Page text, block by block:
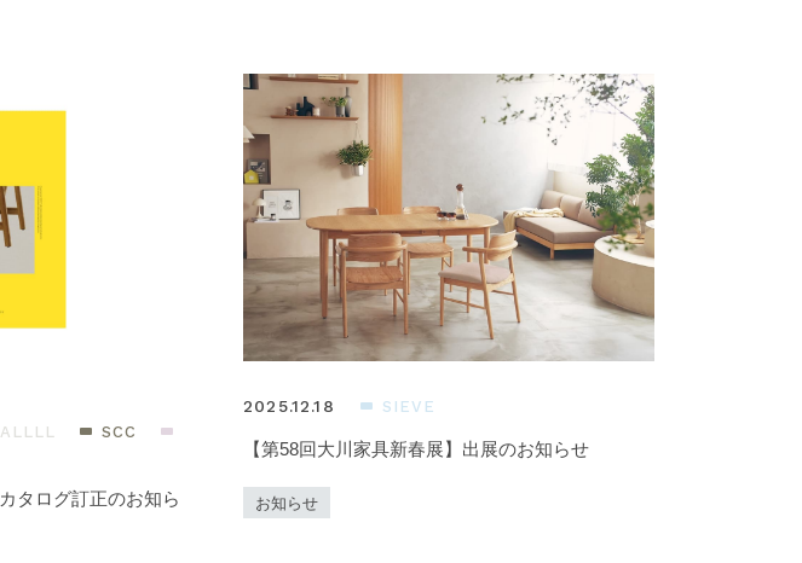
ALLLL
SCC
タログ訂正のお知ら
2025.12.18 SIEVE
【第58回大川家具新春展】出展のお知らせ
お知らせ